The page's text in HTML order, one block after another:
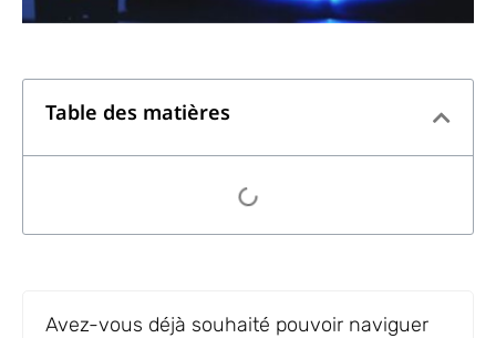
Table des matières
Avez-vous déjà souhaité pouvoir naviguer